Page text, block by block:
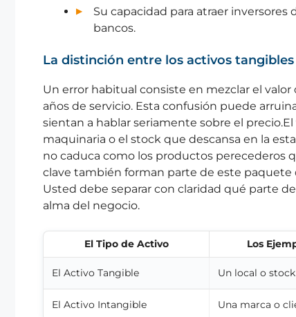
Su capacidad para atraer
bancos.
La distinción entre los activos
Un error habitual consiste en mezclar el
años de servicio. Esta confusión puede
sientan a hablar seriamente sobre el
maquinaria o el stock que descansa en la
no caduca como los productos perecederos
clave también forman parte de este paquete
Usted debe separar con claridad qué parte
alma del negocio.
El Tipo de Activo Los
El Activo Tangible Un local o stock
El Activo Intangible Una marca o